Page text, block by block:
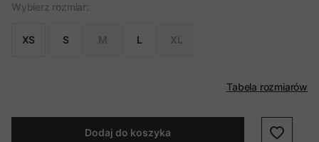
Wybierz rozmiar:
XS S M L XL
Tabela rozmiarów
Dodaj do koszyka